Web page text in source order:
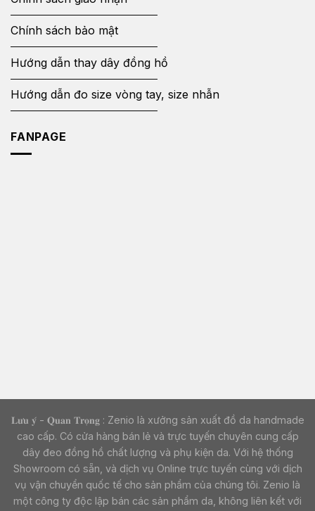
Chính sách bảo mật
Hướng dẫn thay dây đồng hồ
Hướng dẫn đo size vòng tay, size nhẫn
FANPAGE
𝐋𝐮̛𝐮 𝐲́ - 𝐐𝐮𝐚𝐧 𝐓𝐫𝐨̣𝐧𝐠 : Zenio là xưởng sản xuất đồ da handmade
cao cấp. Có cửa hàng bán lẻ và trực tuyến chuyên cung cấp
dây đeo đồng hồ chất lượng và phụ kiện da. Với hệ thống
Showroom có sẵn, và dịch vụ Online trực tuyến cùng với dịch
vụ vận chuyển quốc tế cho sản phẩm của chúng tôi. Zenio là
một công ty độc lập bán các sản phẩm da, không liên kết với